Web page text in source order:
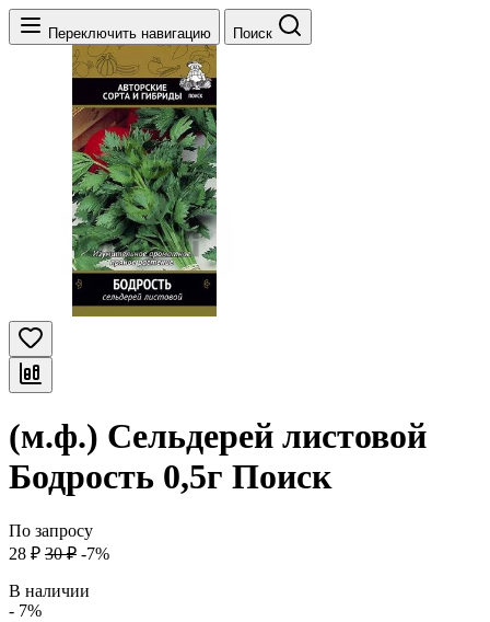
Переключить навигацию Поиск
(м.ф.) Сельдерей листовой
Бодрость 0,5г Поиск
По запросу
28 ₽ 30 ₽ -7%
В наличии
- 7%